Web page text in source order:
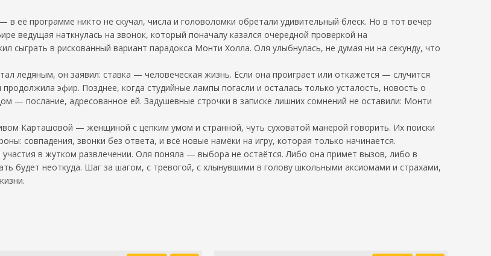
её программе никто не скучал, числа и головоломки обретали удивительный блеск. Но в тот вечер
ведущая наткнулась на звонок, который поначалу казался очередной проверкой на
сыграть в рискованный вариант парадокса Монти Холла. Оля улыбнулась, не думая ни на секунду, что
ледяным, он заявил: ставка — человеческая жизнь. Если она проиграет или откажется — случится
эфир. Позднее, когда студийные лампы погасли и осталась только усталость, новость о
— послание, адресованное ей. Задушевные строчки в записке лишних сомнений не оставили: Монти
Карташовой — женщиной с цепким умом и странной, чуть суховатой манерой говорить. Их поиски
совпадения, звонки без ответа, и всё новые намёки на игру, которая только начинается.
в жутком развлечении. Оля поняла — выбора не остаётся. Либо она примет вызов, либо в
будет неоткуда. Шаг за шагом, с тревогой, с хлынувшими в голову школьными аксиомами и страхами,